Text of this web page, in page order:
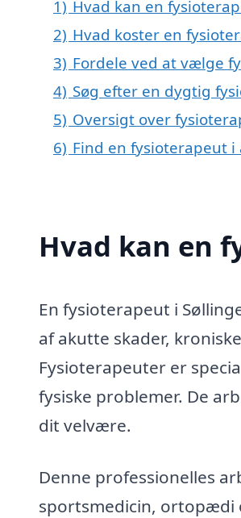
1) Hvad kan en
2) Hvad koster en
3) Fordele ved at vælge
4) Søg efter en dygtig
5) Oversigt over
6) Find en fysioterapeut
Hvad kan en
En fysioterapeut i
af akutte skader,
Fysioterapeuter er
fysiske problemer. De
dit velvære.
Denne professionelles
sportsmedicin, ortopædi